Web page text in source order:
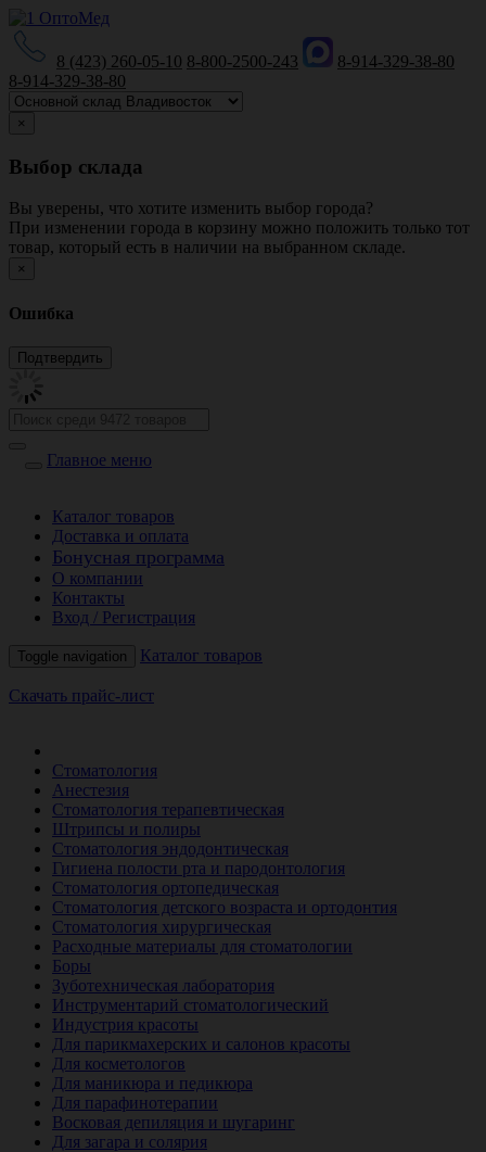
8 (423) 260-05-10 8-800-2500-243
8-914-329-38-80
8-914-329-38-80
×
Выбор склада
Вы уверены, что хотите изменить выбор города?
При изменении города в корзину можно положить только тот
товар, который есть в наличии на выбранном складе.
×
Ошибка
Главное меню
Каталог товаров
Доставка и оплата
Бонусная программа
О компании
Контакты
Вход / Регистрация
Toggle navigation Каталог товаров
Скачать прайс-лист
Стоматология
Анестезия
Стоматология терапевтическая
Штрипсы и полиры
Стоматология эндодонтическая
Гигиена полости рта и пародонтология
Стоматология ортопедическая
Стоматология детского возраста и ортодонтия
Стоматология хирургическая
Расходные материалы для стоматологии
Боры
Зуботехническая лаборатория
Инструментарий стоматологический
Индустрия красоты
Для парикмахерских и салонов красоты
Для косметологов
Для маникюра и педикюра
Для парафинотерапии
Восковая депиляция и шугаринг
Для загара и солярия